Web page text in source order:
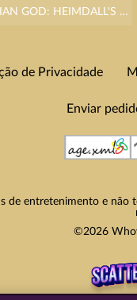
THE GUARDIAN GOD: HEIMDALL'S HORN
de Privacidade
Enviar
de entretenimento e
©2026